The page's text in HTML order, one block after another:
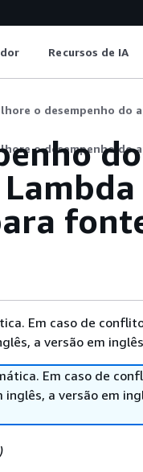
Recursos de IA
o desempenho do
Em caso de
a versão em
Em caso de
a versão em